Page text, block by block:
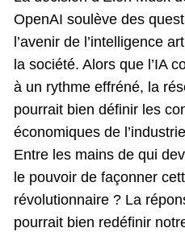
OpenAI soulève des
l’avenir de l’intelligence
la société. Alors que l’IA
à un rythme effréné, la
pourrait bien définir les
économiques de
Entre les mains de qui
le pouvoir de façonner
révolutionnaire ? La
pourrait bien redéfinir